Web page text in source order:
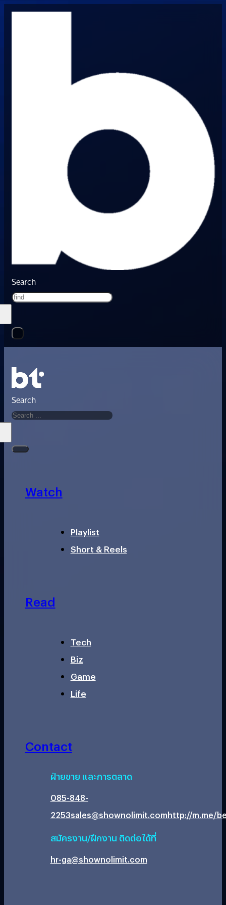
Search
Search
Watch
Playlist
Short & Reels
Read
Tech
Biz
Game
Life
Contact
ฝ่ายขาย และการตลาด
085-848-
2253sales@shownolimit.comhttp://m.me/
สมัครงาน/ฝึกงาน ติดต่อได้ที่
hr-ga@shownolimit.com